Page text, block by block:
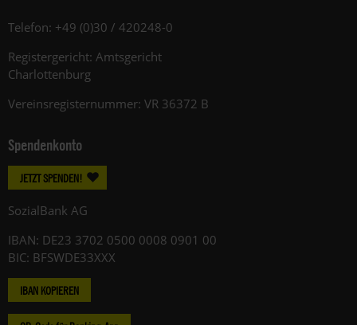
Telefon: +49 (0)30 / 420248-0
Registergericht: Amtsgericht
Charlottenburg
Vereinsregisternummer: VR 36372 B
Spendenkonto
JETZT SPENDEN!
SozialBank AG
IBAN: DE23 3702 0500 0008 0901 00
BIC: BFSWDE33XXX
IBAN KOPIEREN